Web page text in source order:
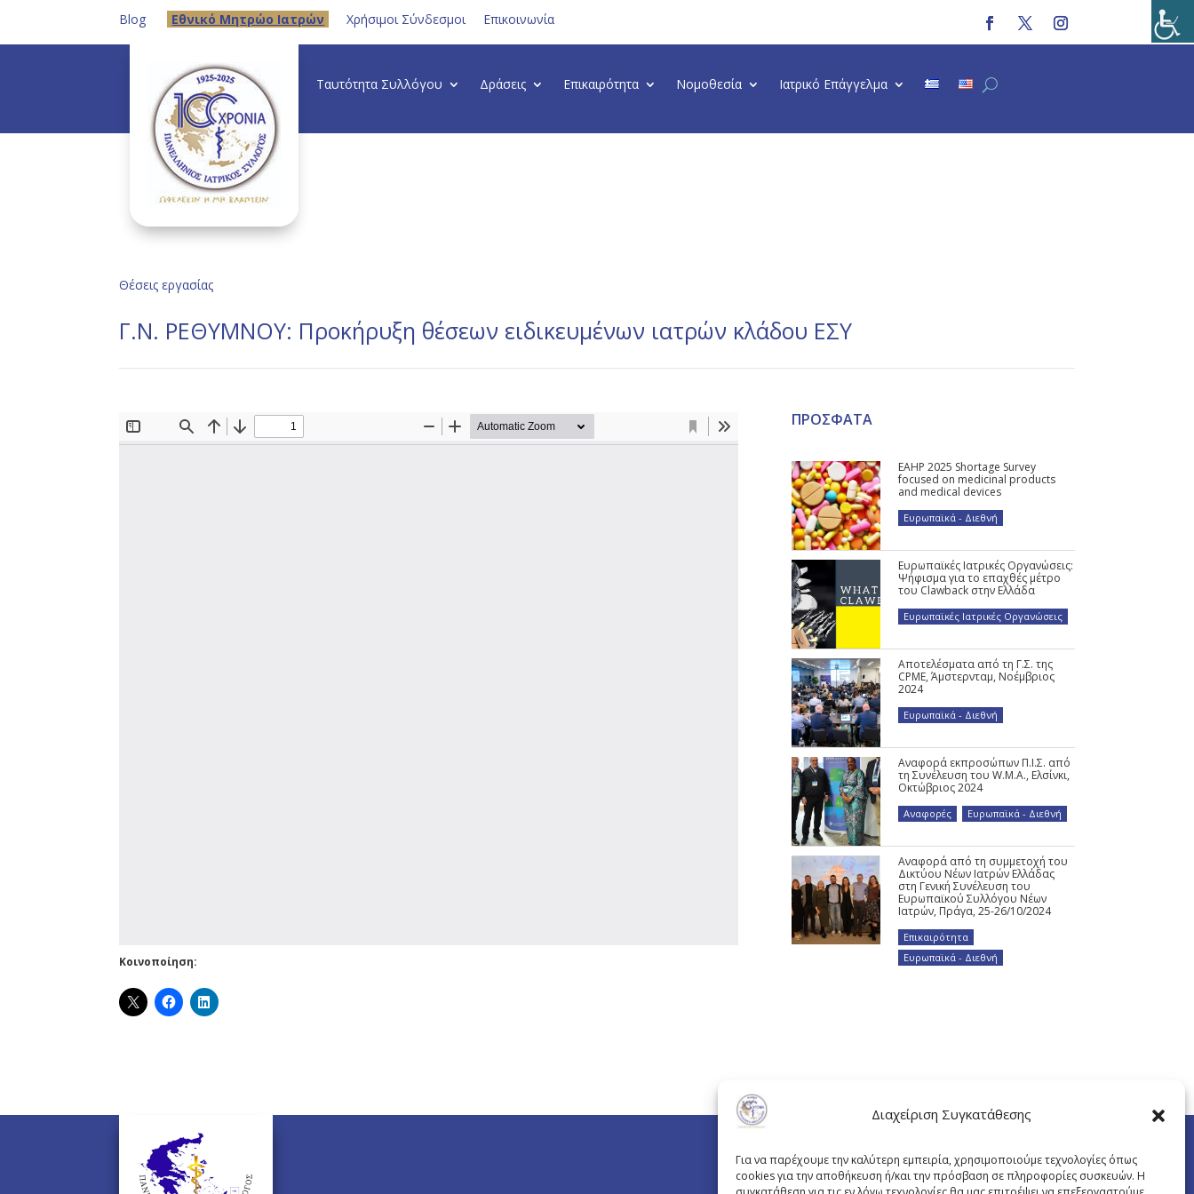
Διαχείριση Συγκατάθεσης
Για να παρέχουμε την καλύτερη εμπειρία, χρησιμοποιούμε τεχνολογίες όπως
cookies για την αποθήκευση ή/και την πρόσβαση σε πληροφορίες συσκευών. Η
Blog Eθνικό Μητρώο Ιατρών Χρήσιμοι Σύνδεσμοι Επικοινωνία
Ταυτότητα Συλλόγου Δράσεις Επικαιρότητα Νομοθεσία Ιατρικό Επάγγελμα
Θέσεις εργασίας
Γ.Ν. ΡΕΘΥΜΝΟΥ: Προκήρυξη θέσεων ειδικευμένων ιατρών κλάδου ΕΣΥ
Κοινοποίηση:
ΠΡΟΣΦΑΤΑ
EAHP 2025 Shortage Survey
focused on medicinal products
and medical devices
Ευρωπαϊκά - Διεθνή
Ευρωπαϊκές Ιατρικές Οργανώσεις:
Ψήφισμα για το επαχθές μέτρο
του Clawback στην Ελλάδα
Ευρωπαϊκές Ιατρικές Οργανώσεις
Αποτελέσματα από τη Γ.Σ. της
CPME, Άμστερνταμ, Νοέμβριος
2024
Ευρωπαϊκά - Διεθνή
Αναφορά εκπροσώπων Π.Ι.Σ. από
τη Συνέλευση του W.M.A., Ελσίνκι,
Οκτώβριος 2024
Αναφορές Ευρωπαϊκά - Διεθνή
Αναφορά από τη συμμετοχή του
Δικτύου Νέων Ιατρών Ελλάδας
στη Γενική Συνέλευση του
Ευρωπαϊκού Συλλόγου Νέων
Ιατρών, Πράγα, 25-26/10/2024
Επικαιρότητα
Ευρωπαϊκά - Διεθνή